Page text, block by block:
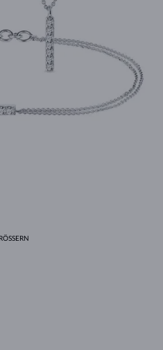
HALO-DESIGN
ORIGINELLE SETS
AMETHYSTE
EINZELOHRRINGE
GELBGOLD
ROSÉGOLD
EDELSTEINE
MAGNETISCHE HALSKETTEN
SÜSSWASSERPERLEN
LÜNETTENFASSUNG
ROSÉGOLD
GRAVIERBARER SCHMUCK
FÜR DIE MUTTER